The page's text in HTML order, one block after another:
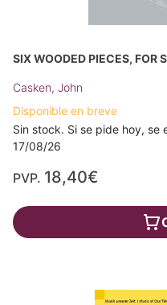
SIX WOODED PIECES, FOR
Casken, John
Disponible en breve
Sin stock. Si se pide hoy, se
17/08/26
PVP. 18,40€